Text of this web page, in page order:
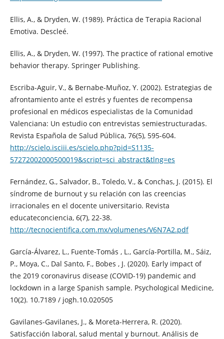
Ellis, A., & Dryden, W. (1989). Práctica de Terapia Racional
Emotiva. Descleé.
Ellis, A., & Dryden, W. (1997). The practice of rational emotive
behavior therapy. Springer Publishing.
Escriba-Aguir, V., & Bernabe-Muñoz, Y. (2002). Estrategias de
afrontamiento ante el estrés y fuentes de recompensa
profesional en médicos especialistas de la Comunidad
Valenciana: Un estudio con entrevistas semiestructuradas.
Revista Española de Salud Pública, 76(5), 595-604.
http://scielo.isciii.es/scielo.php?pid=S1135-
57272002000500019&script=sci_abstract&tlng=es
Fernández, G., Salvador, B., Toledo, V., & Conchas, J. (2015). El
síndrome de burnout y su relación con las creencias
irracionales en el docente universitario. Revista
educateconciencia, 6(7), 22-38.
http://tecnocientifica.com.mx/volumenes/V6N7A2.pdf
García-Álvarez, L., Fuente-Tomás , L., García-Portilla, M., Sáiz,
P., Moya, C., Dal Santo, F., Bobes , J. (2020). Early impact of
the 2019 coronavirus disease (COVID-19) pandemic and
lockdown in a large Spanish sample. Psychological Medicine,
10(2). 10.7189 / jogh.10.020505
Gavilanes-Gavilanes, J., & Moreta-Herrera, R. (2020).
Satisfacción laboral, salud mental y burnout. Análisis de